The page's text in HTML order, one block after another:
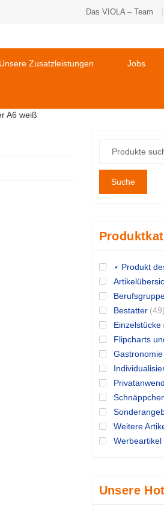
Das VIOLA – Team
Unsere Zusatzleistungen Jobs
A6 weiß
Suche
⋆ Produkt
Bestatter (49)
Einzelstücke
Flipcharts
Gastronomie
Weitere
Werbeartikel
Unsere